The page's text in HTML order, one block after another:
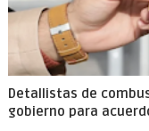
Detallistas de
gobierno para